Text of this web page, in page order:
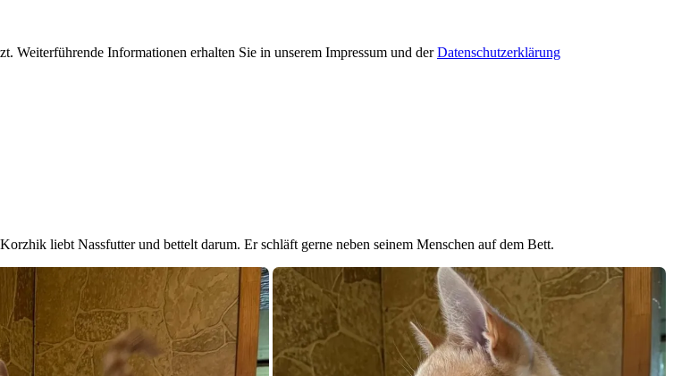
Weiterführende Informationen erhalten Sie in unserem Impressum und derDatenschutzerklärung
liebt Nassfutter und bettelt darum. Er schläft gerne neben seinem Menschen auf dem Bett.